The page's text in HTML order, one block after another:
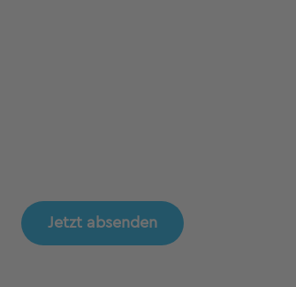
Jetzt absenden